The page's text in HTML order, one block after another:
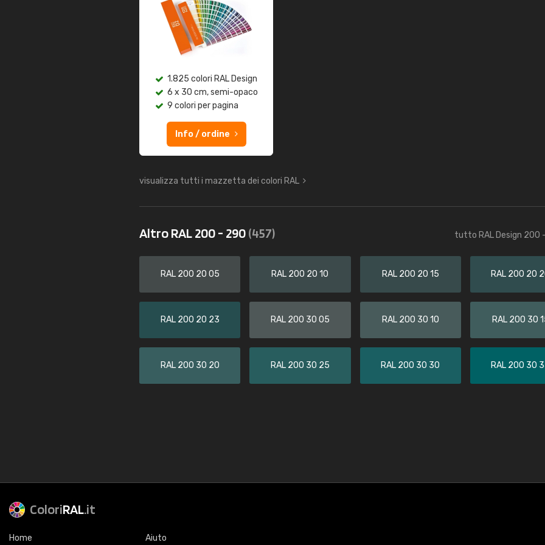
1.825 colori RAL Design
6 x 30 cm, semi-opaco
9 colori per pagina
Info / ordine
visualizza tutti i mazzetta dei colori RAL
Altro RAL 200 - 290(457) tutto RAL Design 200
RAL 200 20 05 RAL 200 20 10 RAL 200 20 15 RAL 200 20
RAL 200 20 23 RAL 200 30 05 RAL 200 30 10 RAL 200 30
RAL 200 30 20 RAL 200 30 25 RAL 200 30 30 RAL 200 30
ColoriRAL.it
Home Aiuto